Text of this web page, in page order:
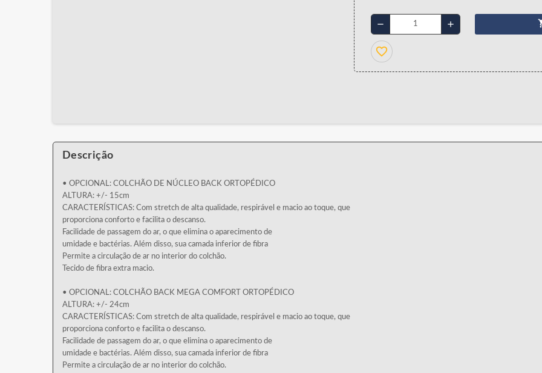
remove add
favorite_border
Descrição
• OPCIONAL: COLCHÃO DE NÚCLEO BACK ORTOPÉDICO
ALTURA: +/- 15cm
CARACTERÍSTICAS: Com stretch de alta qualidade, respirável e macio ao toque, que
proporciona conforto e facilita o descanso.
Facilidade de passagem do ar, o que elimina o aparecimento de
umidade e bactérias. Além disso, sua camada inferior de fibra
Permite a circulação de ar no interior do colchão.
Tecido de fibra extra macio.
• OPCIONAL: COLCHÃO BACK MEGA COMFORT ORTOPÉDICO
ALTURA: +/- 24cm
CARACTERÍSTICAS: Com stretch de alta qualidade, respirável e macio ao toque, que
proporciona conforto e facilita o descanso.
Facilidade de passagem do ar, o que elimina o aparecimento de
umidade e bactérias. Além disso, sua camada inferior de fibra
Permite a circulação de ar no interior do colchão.